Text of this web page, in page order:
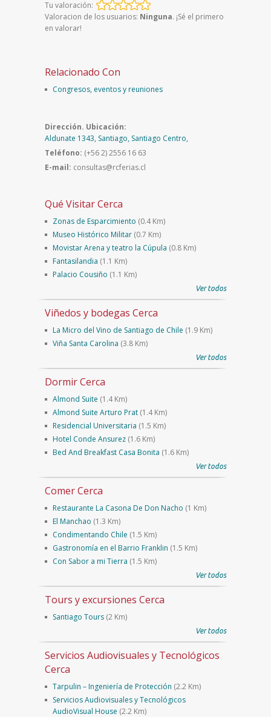
Tu valoración:
Valoracion de los usuarios: Ninguna. ¡Sé el primero
en valorar!
Relacionado Con
Congresos, eventos y reuniones
Dirección. Ubicación:
Aldunate 1343, Santiago, Santiago Centro,
Teléfono: (+56 2) 2556 16 63
E-mail: consultas@rcferias.cl
Qué Visitar Cerca
Zonas de Esparcimiento (0.4 Km)
Museo Histórico Militar (0.7 Km)
Movistar Arena y teatro la Cúpula (0.8 Km)
Fantasilandia (1.1 Km)
Palacio Cousiño (1.1 Km)
Ver todos
Viñedos y bodegas Cerca
La Micro del Vino de Santiago de Chile (1.9 Km)
Viña Santa Carolina (3.8 Km)
Ver todos
Dormir Cerca
Almond Suite (1.4 Km)
Almond Suite Arturo Prat (1.4 Km)
Residencial Universitaria (1.5 Km)
Hotel Conde Ansurez (1.6 Km)
Bed And Breakfast Casa Bonita (1.6 Km)
Ver todos
Comer Cerca
Restaurante La Casona De Don Nacho (1 Km)
El Manchao (1.3 Km)
Condimentando Chile (1.5 Km)
Gastronomía en el Barrio Franklin (1.5 Km)
Con Sabor a mi Tierra (1.5 Km)
Ver todos
Tours y excursiones Cerca
Santiago Tours (2 Km)
Ver todos
Servicios Audiovisuales y Tecnológicos
Cerca
Tarpulin – Ingeniería de Protección (2.2 Km)
Servicios Audiovisuales y Tecnológicos
AudioVisual House (2.2 Km)